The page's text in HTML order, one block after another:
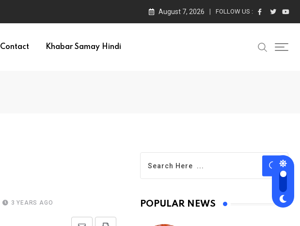
August 7, 2026 FOLLOW US :
Contact Khabar Samay Hindi
3 YEARS AGO POPULAR NEWS